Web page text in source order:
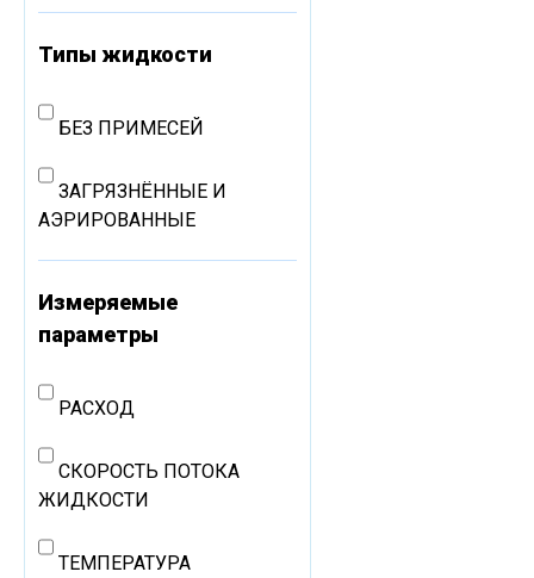
Типы жидкости
БЕЗ ПРИМЕСЕЙ
ЗАГРЯЗНЁННЫЕ И
АЭРИРОВАННЫЕ
Измеряемые
параметры
РАСХОД
СКОРОСТЬ ПОТОКА
ЖИДКОСТИ
ТЕМПЕРАТУРА